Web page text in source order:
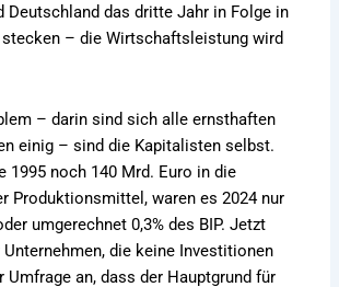
Deutschland das dritte Jahr in Folge in
stecken – die Wirtschaftsleistung wird
– darin sind sich alle ernsthaften
einig – sind die Kapitalisten selbst.
1995 noch 140 Mrd. Euro in die
Produktionsmittel, waren es 2024 nur
umgerechnet 0,3% des BIP. Jetzt
Unternehmen, die keine Investitionen
Umfrage an, dass der Hauptgrund für